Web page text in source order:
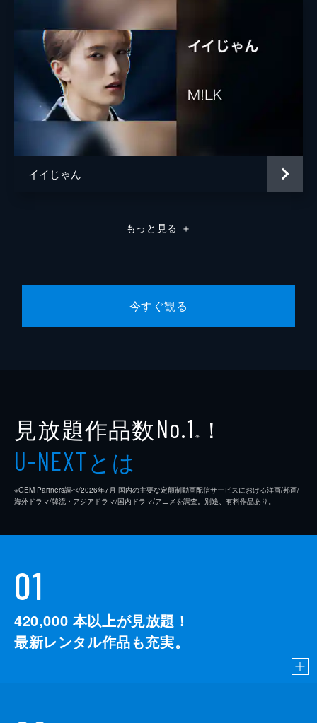
イイじゃん
もっと見る ＋
今すぐ観る
見放題作品数No.1 ※ ！
U-NEXTとは
※GEM Partners調べ/2026年7⽉ 国内の主要な定額制動画配信サービスにおける洋画/邦画/
海外ドラマ/韓流・アジアドラマ/国内ドラマ/アニメを調査。別途、有料作品あり。
01
420,000 本以上が見放題！
最新レンタル作品も充実。